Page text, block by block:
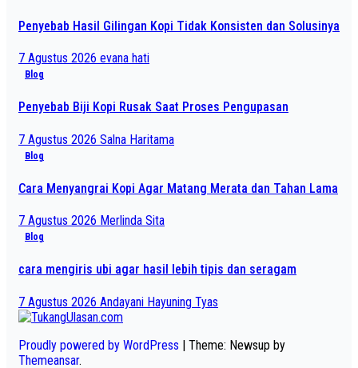
Penyebab Hasil Gilingan Kopi Tidak Konsisten dan Solusinya
7 Agustus 2026 evana hati
Blog
Penyebab Biji Kopi Rusak Saat Proses Pengupasan
7 Agustus 2026 Salna Haritama
Blog
Cara Menyangrai Kopi Agar Matang Merata dan Tahan Lama
7 Agustus 2026 Merlinda Sita
Blog
cara mengiris ubi agar hasil lebih tipis dan seragam
7 Agustus 2026 Andayani Hayuning Tyas
Proudly powered by WordPress | Theme: Newsup by
Themeansar.